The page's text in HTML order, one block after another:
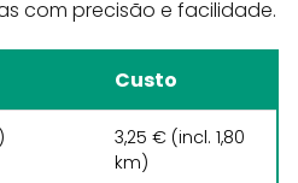
com precisão e facilidade.
Custo
3,25 € (incl. 1,80
km)